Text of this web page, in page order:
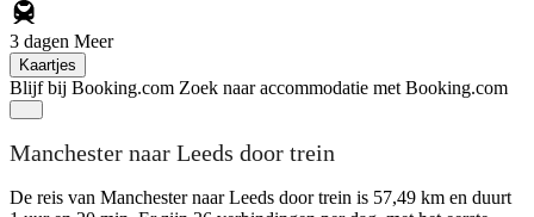
3 dagen Meer
Kaartjes
Blijf bij Booking.com Zoek naar accommodatie met Booking.com
Manchester naar Leeds door trein
De reis van Manchester naar Leeds door trein is 57,49 km en duurt